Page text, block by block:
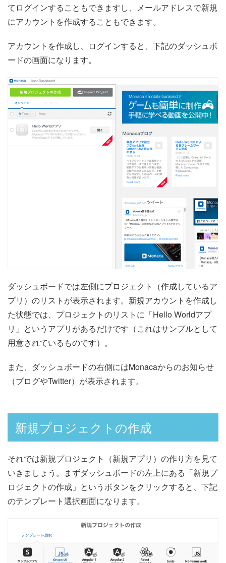
てログインすることもできますし、メールアドレスで新規
にアカウントを作成することもできます。
アカウントを作成し、ログインすると、下記のダッシュボ
ードの画面になります。
ダッシュボードでは左側にプロジェクト（作成しているア
プリ）のリストが表示されます。新規アカウントを作成し
た状態では、プロジェクトのリストに「Hello Worldアプ
リ」というアプリがあるだけです（これはサンプルとして
用意されているものです）。
また、ダッシュボードの右側にはMonacaからのお知らせ
（ブログやTwitter）が表示されます。
新規プロジェクトの作成
それでは新規プロジェクト（新規アプリ）の作り方を見て
いきましょう。まずダッシュボードの左上にある「新規プ
ロジェクトの作成」というボタンをクリックすると、下記
のテンプレート選択画面になります。